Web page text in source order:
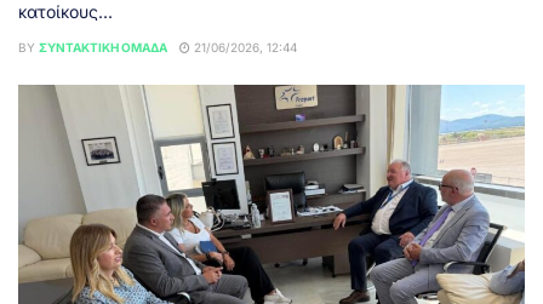
κατοίκους...
BY ΣΥΝΤΑΚΤΙΚΉ ΟΜΆΔΑ 21/06/2026, 12:44